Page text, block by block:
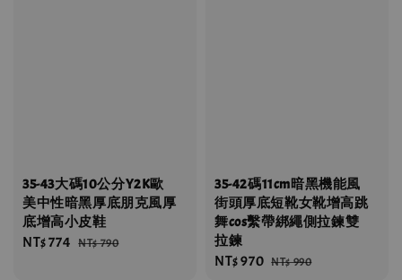
35-43大碼10公分Y2K歐
美中性暗黑厚底朋克風厚
底增高小皮鞋
Sale
NT$ 774 Regular
NT$ 790
35-42碼11cm暗黑機能風
街頭厚底短靴女靴增高跳
舞cos繫帶綁繩側拉鍊雙
拉鍊
Sale
NT$ 970 Regular
NT$ 990